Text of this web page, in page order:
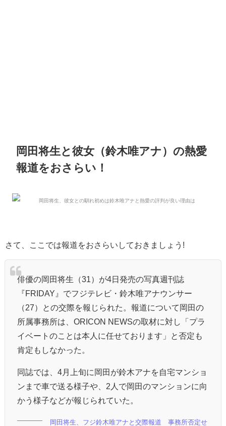
岡田将生と彼女（鈴木唯アナ）の熱愛
報道をおさらい！
さて、ここでは報道をおさらいしておきましょう!
俳優の岡田将生（31）が4日発売の写真週刊誌
『FRIDAY』でフジテレビ・鈴木唯アナウンサー
（27）との交際を報じられた。報道について岡田の
所属事務所は、ORICON NEWSの取材に対し「プラ
イベートのことは本人に任せております」と否定も
肯定もしなかった。
同誌では、4月上旬に岡田が鈴木アナを自宅マンショ
ンまで車で送る様子や、2人で岡田のマンションに向
かう様子などが報じられていた。
岡田将生、フジ鈴木唯アナと交際報道 事務所否定せ